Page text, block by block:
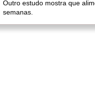
Outro estudo mostra que
semanas.